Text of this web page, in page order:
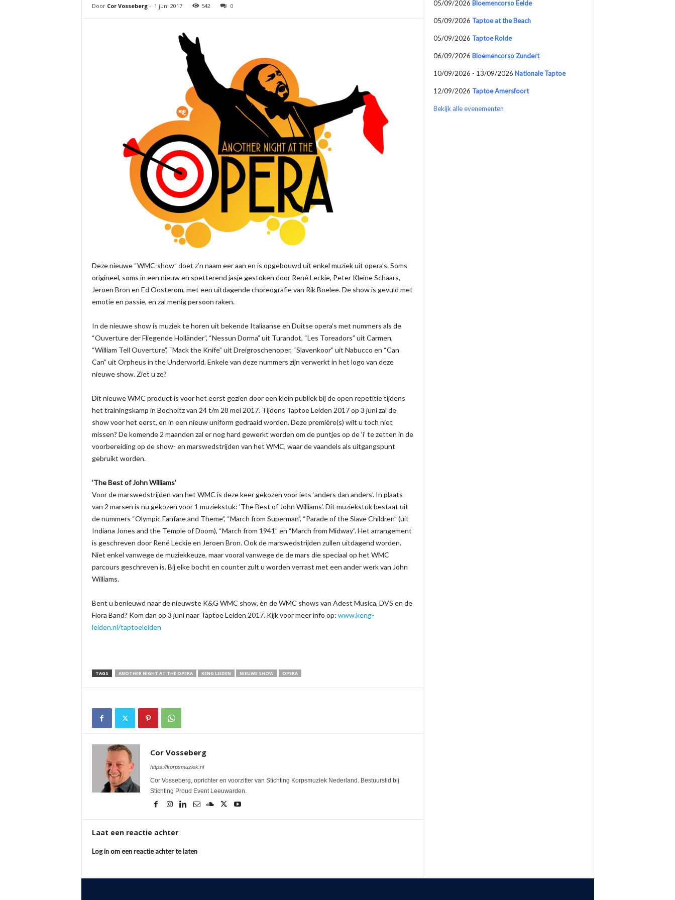
Door Cor Vosseberg- 1 juni 2017 542 0
Deze nieuwe “WMC-show” doet z’n naam eer aan en is opgebouwd uit enkel muziek uit opera’s. Soms
origineel, soms in een nieuw en spetterend jasje gestoken door René Leckie, Peter Kleine Schaars,
Jeroen Bron en Ed Oosterom, met een uitdagende choreografie van Rik Boelee. De show is gevuld met
emotie en passie, en zal menig persoon raken.
In de nieuwe show is muziek te horen uit bekende Italiaanse en Duitse opera’s met nummers als de
“Ouverture der Fliegende Holländer”, “Nessun Dorma” uit Turandot, “Les Toreadors” uit Carmen,
“William Tell Ouverture”, “Mack the Knife” uit Dreigroschenoper, “Slavenkoor” uit Nabucco en “Can
Can” uit Orpheus in the Underworld. Enkele van deze nummers zijn verwerkt in het logo van deze
nieuwe show. Ziet u ze?
Dit nieuwe WMC product is voor het eerst gezien door een klein publiek bij de open repetitie tijdens
het trainingskamp in Bocholtz van 24 t/m 28 mei 2017. Tijdens Taptoe Leiden 2017 op 3 juni zal de
show voor het eerst, en in een nieuw uniform gedraaid worden. Deze première(s) wilt u toch niet
missen? De komende 2 maanden zal er nog hard gewerkt worden om de puntjes op de ‘i’ te zetten in de
voorbereiding op de show- en marswedstrijden van het WMC, waar de vaandels als uitgangspunt
gebruikt worden.
‘The Best of John Williams’
Voor de marswedstrijden van het WMC is deze keer gekozen voor iets ‘anders dan anders’. In plaats
van 2 marsen is nu gekozen voor 1 muziekstuk: ‘The Best of John Williams’. Dit muziekstuk bestaat uit
de nummers “Olympic Fanfare and Theme”, “March from Superman”, “Parade of the Slave Children” (uit
Indiana Jones and the Temple of Doom), “March from 1941” en “March from Midway”. Het arrangement
is geschreven door René Leckie en Jeroen Bron. Ook de marswedstrijden zullen uitdagend worden.
Niet enkel vanwege de muziekkeuze, maar vooral vanwege de de mars die speciaal op het WMC
parcours geschreven is. Bij elke bocht en counter zult u worden verrast met een ander werk van John
Williams.
Bent u benieuwd naar de nieuwste K&G WMC show, èn de WMC shows van Adest Musica, DVS en de
Flora Band? Kom dan op 3 juni naar Taptoe Leiden 2017. Kijk voor meer info op: www.keng-
leiden.nl/taptoeleiden
TAGS ANOTHER NIGHT AT THE OPERA KENG LEIDEN NIEUWE SHOW OPERA
Cor Vosseberg
https://korpsmuziek.nl
Cor Vosseberg, oprichter en voorzitter van Stichting Korpsmuziek Nederland. Bestuurslid bij
Stichting Proud Event Leeuwarden.
Laat een reactie achter
Log in om een reactie achter te laten
05/09/2026 Bloemencorso Eelde
05/09/2026 Taptoe at the Beach
05/09/2026 Taptoe Rolde
06/09/2026 Bloemencorso Zundert
10/09/2026 - 13/09/2026 Nationale Taptoe
12/09/2026 Taptoe Amersfoort
Bekijk alle evenementen